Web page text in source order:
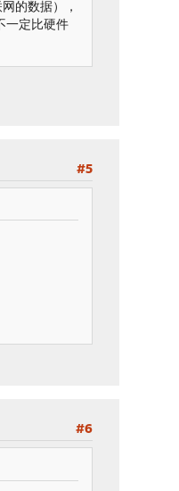
的数据），
一定比硬件
#5
#6